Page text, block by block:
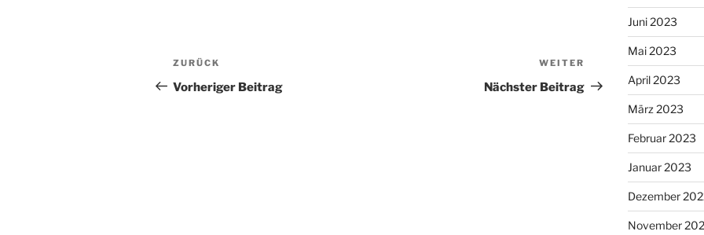
Beitragsnavigation
Vorheriger
Beitrag
ZURÜCK
Vorheriger Beitrag
Nächster
Beitrag
WEITER
Nächster Beitrag
Juni 2023
Mai 2023
April 2023
März 2023
Februar 2023
Januar 2023
Dezember
November